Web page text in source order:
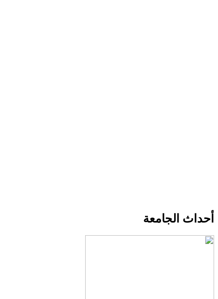
أحداث الجامعة